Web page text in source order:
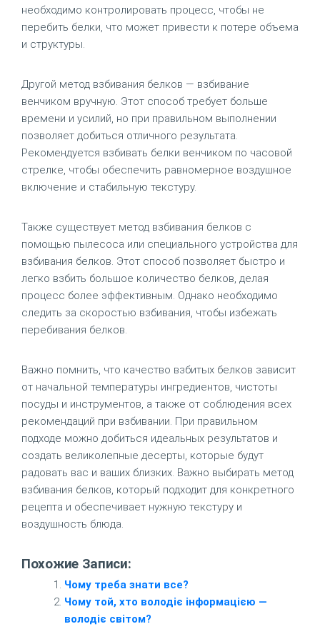
необходимо контролировать процесс, чтобы не
перебить белки, что может привести к потере объема
и структуры.
Другой метод взбивания белков — взбивание
венчиком вручную. Этот способ требует больше
времени и усилий, но при правильном выполнении
позволяет добиться отличного результата.
Рекомендуется взбивать белки венчиком по часовой
стрелке, чтобы обеспечить равномерное воздушное
включение и стабильную текстуру.
Также существует метод взбивания белков с
помощью пылесоса или специального устройства для
взбивания белков. Этот способ позволяет быстро и
легко взбить большое количество белков, делая
процесс более эффективным. Однако необходимо
следить за скоростью взбивания, чтобы избежать
перебивания белков.
Важно помнить, что качество взбитых белков зависит
от начальной температуры ингредиентов, чистоты
посуды и инструментов, а также от соблюдения всех
рекомендаций при взбивании. При правильном
подходе можно добиться идеальных результатов и
создать великолепные десерты, которые будут
радовать вас и ваших близких. Важно выбирать метод
взбивания белков, который подходит для конкретного
рецепта и обеспечивает нужную текстуру и
воздушность блюда.
Похожие Записи:
Чому треба знати все?
Чому той, хто володіє інформацією —
володіє світом?